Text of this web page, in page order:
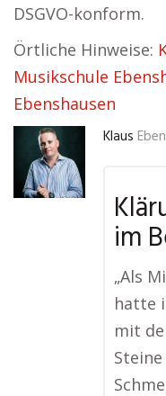
DSGVO-konform.
Örtliche Hinweise:
Musikschule
Ebenshausen
Klaus
im
„Als
hatte
mit